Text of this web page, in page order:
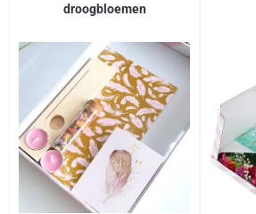
droogbloemen